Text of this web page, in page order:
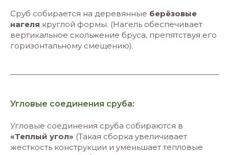
Сруб собирается на деревянные берёзовые
нагеля круглой формы. (Нагель обеспечивает
вертикальное скольжение бруса, препятствуя его
горизонтальному смещению).
Угловые соединения сруба:
Угловые соединения сруба собираются в
«Теплый угол» (Такая сборка увеличивает
жесткость конструкции и уменьшает тепловые